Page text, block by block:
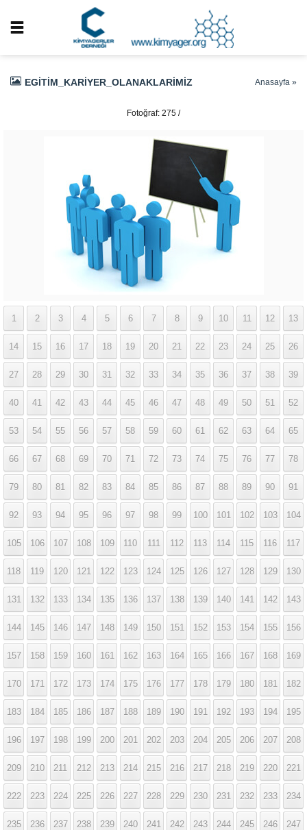
EGITIM_KARIYER_OLANAKLARIMIZ Anasayfa »
Fotoğraf: 275 /
1 2 3 4 5 6 7 8 9 10 11 12 13
14 15 16 17 18 19 20 21 22 23 24 25 26
27 28 29 30 31 32 33 34 35 36 37 38 39
40 41 42 43 44 45 46 47 48 49 50 51 52
53 54 55 56 57 58 59 60 61 62 63 64 65
66 67 68 69 70 71 72 73 74 75 76 77 78
79 80 81 82 83 84 85 86 87 88 89 90 91
92 93 94 95 96 97 98 99 100 101 102 103 104
105 106 107 108 109 110 111 112 113 114 115 116 117
118 119 120 121 122 123 124 125 126 127 128 129 130
131 132 133 134 135 136 137 138 139 140 141 142 143
144 145 146 147 148 149 150 151 152 153 154 155 156
157 158 159 160 161 162 163 164 165 166 167 168 169
170 171 172 173 174 175 176 177 178 179 180 181 182
183 184 185 186 187 188 189 190 191 192 193 194 195
196 197 198 199 200 201 202 203 204 205 206 207 208
209 210 211 212 213 214 215 216 217 218 219 220 221
222 223 224 225 226 227 228 229 230 231 232 233 234
235 236 237 238 239 240 241 242 243 244 245 246 247